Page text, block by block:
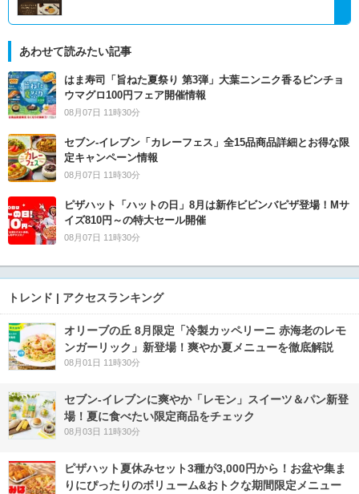
あわせて読みたい記事
はま寿司「旨ねた夏祭り 第3弾」大葉ニンニク香るビンチョ
ウマグロ100円フェア開催情報
08月07日 11時30分
セブン‐イレブン「カレーフェス」全15品商品詳細とお得な限
定キャンペーン情報
08月07日 11時30分
ピザハット「ハットの日」8月は新作ビビンバピザ登場！Mサ
イズ810円～の特大セール開催
08月07日 11時30分
トレンド | アクセスランキング
オリーブの丘 8月限定「冷製カッペリーニ 赤海老のレモ
ンガーリック」新登場！爽やか夏メニューを徹底解説
08月01日 11時30分
セブン‐イレブンに爽やか「レモン」スイーツ＆パン新登
場！夏に食べたい限定商品をチェック
08月03日 11時30分
ピザハット夏休みセット3種が3,000円から！お盆や集ま
りにぴったりのボリューム&おトクな期間限定メニュー